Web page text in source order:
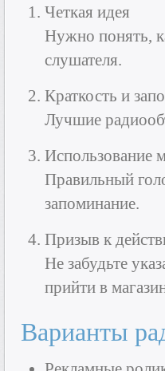
Четкая идея
Нужно понять,
слушателя.
Краткость и
Лучшие
Использование
Правильный
запоминание.
Призыв к
Не забудьте
прийти в
Варианты